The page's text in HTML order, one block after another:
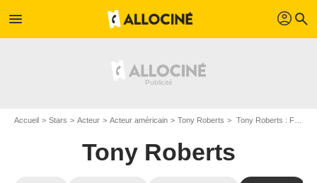
menu profil search
Accueil Stars Acteur Acteur américain Tony Roberts Tony Roberts : Films et séries online
Tony Roberts